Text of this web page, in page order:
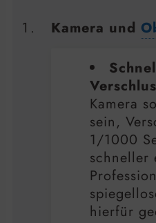
Kamera und
Kamera
sein,
1/1000
schneller
hierfür